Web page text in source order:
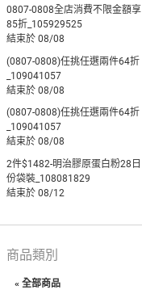
0807-0808全店消費不限金額享
85折_105929525
結束於 08/08
(0807-0808)任挑任選兩件64折
_109041057
結束於 08/08
(0807-0808)任挑任選兩件64折
_109041057
結束於 08/08
2件$1482-明治膠原蛋白粉28日
份袋裝_108081829
結束於 08/12
商品類別
« 全部商品